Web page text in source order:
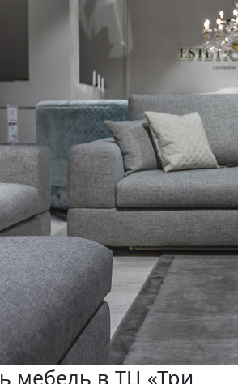
мебель в ТЦ «Три